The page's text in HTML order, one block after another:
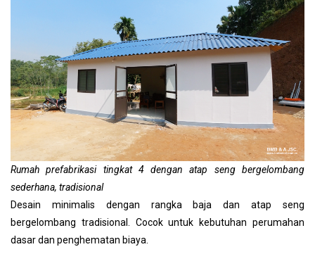
Rumah prefabrikasi tingkat 4 dengan atap seng bergelombang
sederhana, tradisional
Desain minimalis dengan rangka baja dan atap seng
bergelombang tradisional. Cocok untuk kebutuhan perumahan
dasar dan penghematan biaya.